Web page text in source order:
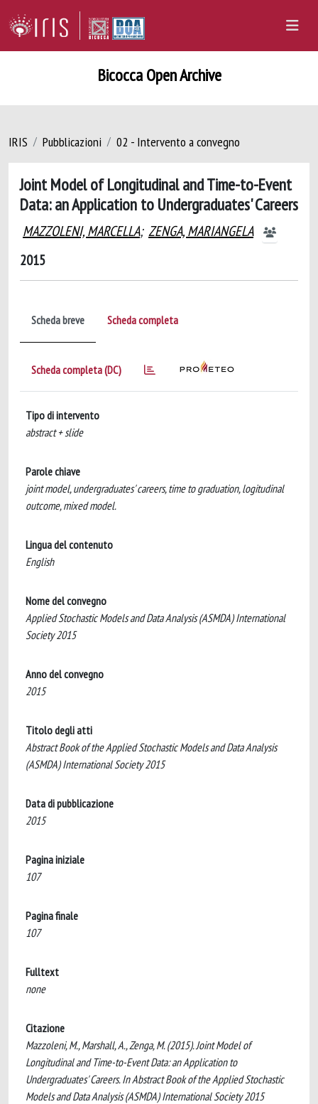
Bicocca Open Archive
IRIS Pubblicazioni 02 - Intervento a convegno
Joint Model of Longitudinal and Time-to-Event
Data: an Application to Undergraduates' Careers
MAZZOLENI, MARCELLA; ZENGA, MARIANGELA
2015
Scheda breve Scheda completa
Scheda completa (DC)
Tipo di intervento
abstract + slide
Parole chiave
joint model, undergraduates' careers, time to graduation, logitudinal
outcome, mixed model.
Lingua del contenuto
English
Nome del convegno
Applied Stochastic Models and Data Analysis (ASMDA) International
Society 2015
Anno del convegno
2015
Titolo degli atti
Abstract Book of the Applied Stochastic Models and Data Analysis
(ASMDA) International Society 2015
Data di pubblicazione
2015
Pagina iniziale
107
Pagina finale
107
Fulltext
none
Citazione
Mazzoleni, M., Marshall, A., Zenga, M. (2015). Joint Model of
Longitudinal and Time-to-Event Data: an Application to
Undergraduates' Careers. In Abstract Book of the Applied Stochastic
Models and Data Analysis (ASMDA) International Society 2015